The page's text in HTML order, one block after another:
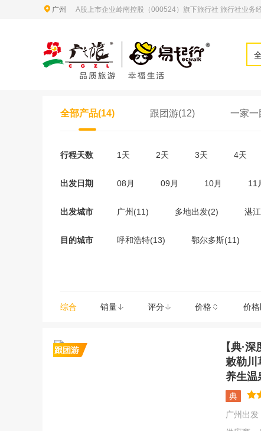
广州 A股上市企业岭南控股（000524）旗下旅行社 旅行社业务
全部产品(14) 跟团游(12) 一家一
行程天数 1天 2天 3天 4天
出发日期 08月 09月 10月 11
出发城市 广州(11) 多地出发(2) 湛
目的城市 呼和浩特(13) 鄂尔多斯(11)
综合 销量 评分 价格 价
【典·
敕勒川
养生温
典
广州出